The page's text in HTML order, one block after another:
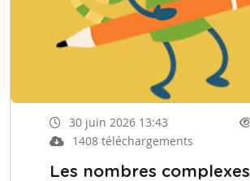
30 juin 2026 13:43
1408 téléchargements
Les nombres complexes